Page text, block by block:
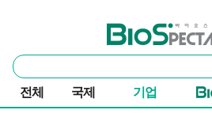
바이오스펙테이터
통
합
검
색
전체 국제 기업